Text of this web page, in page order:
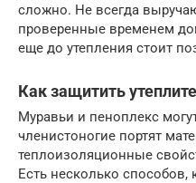
сложно. Не всегда
проверенные временем
еще до утепления стоит
Как защитить
Муравьи и пеноплекс
членистоногие портят
теплоизоляционные
Есть несколько способов,